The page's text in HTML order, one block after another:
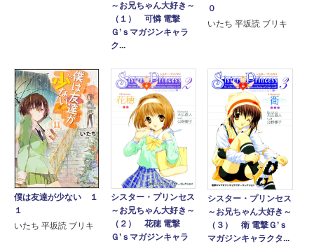
～お兄ちゃん大好き～
（１） 可憐 電撃
Ｇ’ｓマガジンキャラ
ク...
０
いたち 平坂読 ブリキ
僕は友達が少ない １
１
いたち 平坂読 ブリキ
シスター・プリンセス
～お兄ちゃん大好き～
（２） 花穂 電撃
Ｇ’ｓマガジンキャラ
シスター・プリンセス
～お兄ちゃん大好き～
（３） 衛 電撃Ｇ’ｓ
マガジンキャラクタ...